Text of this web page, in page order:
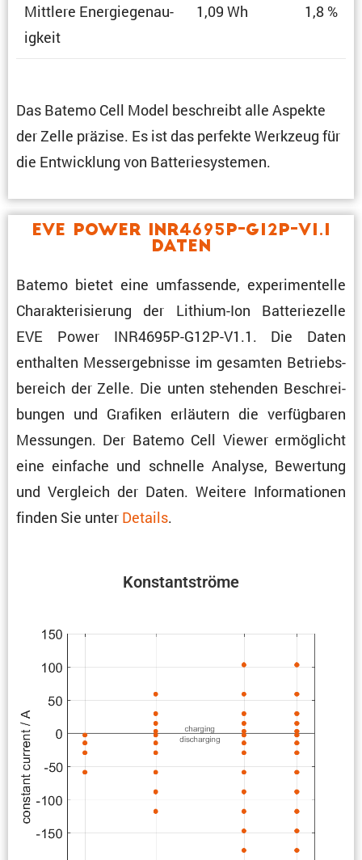
Mittlere Energie­ge­nau­
ig­keit
1,09 Wh 1,8 %
Das Batemo Cell Model beschreibt alle Aspekte
der Zelle präzise. Es ist das perfekte Werkzeug für
die Entwick­lung von Batteriesystemen.
EVE Power INR4695P-G12P-V1.1
Daten
Batemo bietet eine umfas­sende, experi­men­telle
Charak­te­ri­sie­rung der Lithium-Ion Batte­rie­zelle
EVE Power INR4695P-G12P-V1.1. Die Daten
enthalten Messergeb­nisse im gesamten Betriebs­
be­reich der Zelle. Die unten stehenden Beschrei­
bungen und Grafiken erläu­tern die verfüg­baren
Messungen. Der Batemo Cell Viewer ermög­licht
eine einfache und schnelle Analyse, Bewer­tung
und Vergleich der Daten. Weitere Infor­ma­tionen
finden Sie unter Details.
Konstant­ströme